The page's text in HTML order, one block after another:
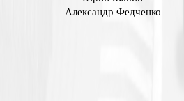
Александр Федченко